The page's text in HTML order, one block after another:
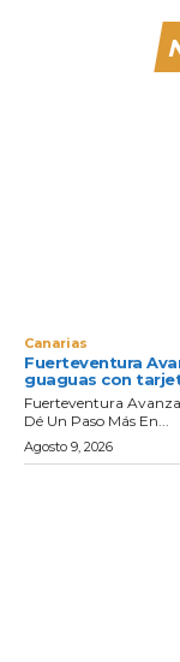
Canarias
Fuerteventura
guaguas con
Fuerteventura
Dé Un Paso Más En...
Agosto 9, 2026